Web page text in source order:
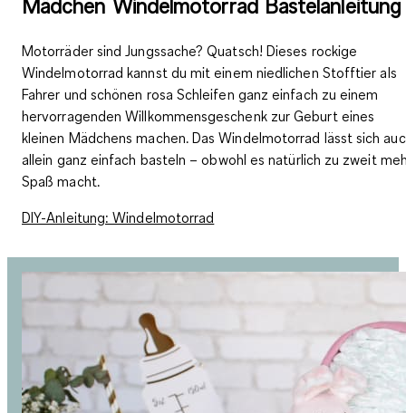
Motorräder sind Jungssache? Quatsch! Dieses rockige
Windelmotorrad kannst du mit einem niedlichen Stofftier als
Fahrer und schönen rosa Schleifen ganz einfach zu einem
hervorragenden Willkommensgeschenk zur Geburt eines
kleinen Mädchens machen. Das Windelmotorrad lässt sich
allein ganz einfach basteln – obwohl es natürlich zu zweit
Spaß macht.
DIY-Anleitung: Windelmotorrad